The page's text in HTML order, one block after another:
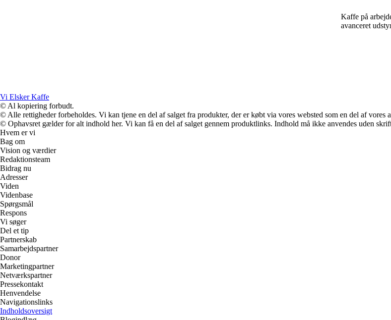
Kaffe på
avanceret
Vi Elsker Kaffe
© Al kopiering forbudt.
© Alle rettigheder forbeholdes. Vi kan tjene en del af salget fra produkter, der er købt via vores websted som en del af vores
© Ophavsret gælder for alt indhold her. Vi kan få en del af salget gennem produktlinks. Indhold må ikke anvendes uden
Hvem er vi
Bag om
Vision og værdier
Redaktionsteam
Bidrag nu
Adresser
Viden
Videnbase
Spørgsmål
Respons
Vi søger
Del et tip
Partnerskab
Samarbejdspartner
Donor
Marketingpartner
Netværkspartner
Pressekontakt
Henvendelse
Navigationslinks
Indholdsoversigt